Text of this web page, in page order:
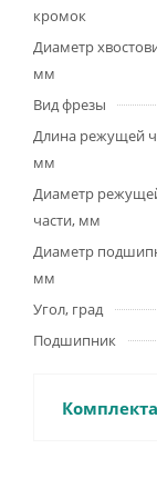
кромок
Диаметр
мм
Вид фрезы
Длина режущей
мм
Диаметр
части, мм
Диаметр
мм
Угол, град
Подшипник